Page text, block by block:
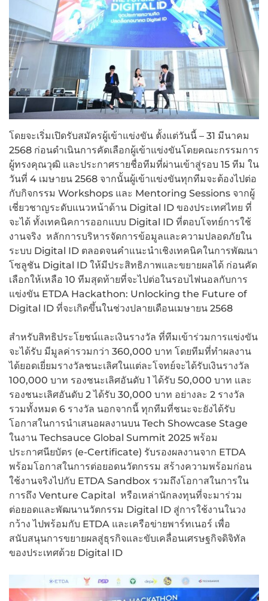
โดยจะเริ่มเปิดรับสมัครผู้เข้าแข่งขัน ตั้งแต่วันนี้ – 31 มีนาคม
2568 ก่อนดำเนินการคัดเลือกผู้เข้าแข่งขันโดยคณะกรรมการ
ผู้ทรงคุณวุฒิ และประกาศรายชื่อทีมที่ผ่านเข้าสู่รอบ 15 ทีม ใน
วันที่ 4 เมษายน 2568 จากนั้นผู้เข้าแข่งขันทุกทีมจะต้องไปต่อ
กับกิจกรรม Workshops และ Mentoring Sessions จากผู้
เชี่ยวชาญระดับแนวหน้าด้าน Digital ID ของประเทศไทย ที่
จะได้ ทั้งเทคนิคการออกแบบ Digital ID ที่ตอบโจทย์การใช้
งานจริง หลักการบริหารจัดการข้อมูลและความปลอดภัยใน
ระบบ Digital ID ตลอดจนคำแนะนำเชิงเทคนิคในการพัฒนา
โซลูชัน Digital ID ให้มีประสิทธิภาพและขยายผลได้ ก่อนคัด
เลือกให้เหลือ 10 ทีมสุดท้ายที่จะไปต่อในรอบไฟนอลกับการ
แข่งขัน ETDA Hackathon: Unlocking the Future of
Digital ID ที่จะเกิดขึ้นในช่วงปลายเดือนเมษายน 2568
สำหรับสิทธิประโยชน์และเงินรางวัล ที่ทีมเข้าร่วมการแข่งขัน
จะได้รับ มีมูลค่ารวมกว่า 360,000 บาท โดยทีมที่ทำผลงาน
ได้ยอดเยี่ยมรางวัลชนะเลิศในแต่ละโจทย์จะได้รับเงินรางวัล
100,000 บาท รองชนะเลิศอันดับ 1 ได้รับ 50,000 บาท และ
รองชนะเลิศอันดับ 2 ได้รับ 30,000 บาท อย่างละ 2 รางวัล
รวมทั้งหมด 6 รางวัล นอกจากนี้ ทุกทีมที่ชนะจะยังได้รับ
โอกาสในการนำเสนอผลงานบน Tech Showcase Stage
ในงาน Techsauce Global Summit 2025 พร้อม
ประกาศนียบัตร (e-Certificate) รับรองผลงานจาก ETDA
พร้อมโอกาสในการต่อยอดนวัตกรรม สร้างความพร้อมก่อน
ใช้งานจริงไปกับ ETDA Sandbox รวมถึงโอกาสในการใน
การถึง Venture Capital หรือเหล่านักลงทุนที่จะมาร่วม
ต่อยอดและพัฒนานวัตกรรม Digital ID สู่การใช้งานในวง
กว้าง ไปพร้อมกับ ETDA และเครือข่ายพาร์ทเนอร์ เพื่อ
สนับสนุนการขยายผลสู่ธุรกิจและขับเคลื่อนเศรษฐกิจดิจิทัล
ของประเทศด้วย Digital ID